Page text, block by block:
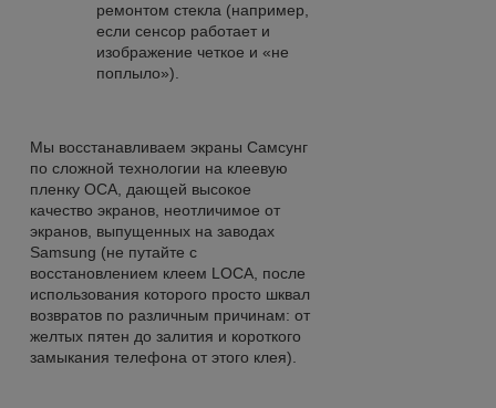
ремонтом стекла (например,
если сенсор работает и
изображение четкое и «не
поплыло»).
Мы восстанавливаем экраны Самсунг
по сложной технологии на клеевую
пленку OCA, дающей высокое
качество экранов, неотличимое от
экранов, выпущенных на заводах
Samsung (не путайте с
восстановлением клеем LOCA, после
использования которого просто шквал
возвратов по различным причинам: от
желтых пятен до залития и короткого
замыкания телефона от этого клея).